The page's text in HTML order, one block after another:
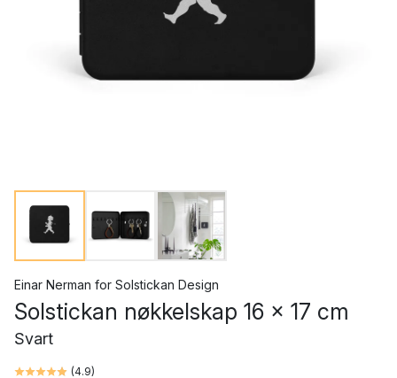
Einar Nerman for Solstickan Design
Solstickan nøkkelskap 16 x 17 cm
Svart
(4.9)